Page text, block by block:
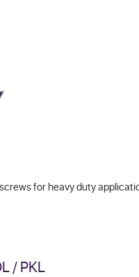
for heavy duty
/ PKL